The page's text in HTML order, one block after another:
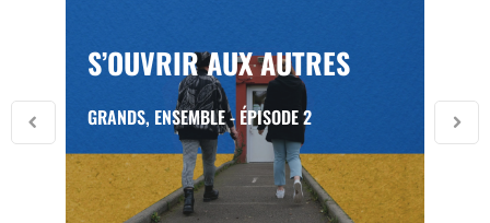
S’OUVRIR AUX AUTRES
GRANDS, ENSEMBLE - ÉPISODE 2